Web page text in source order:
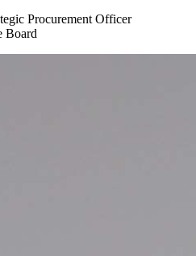
Procurement Officer
Board